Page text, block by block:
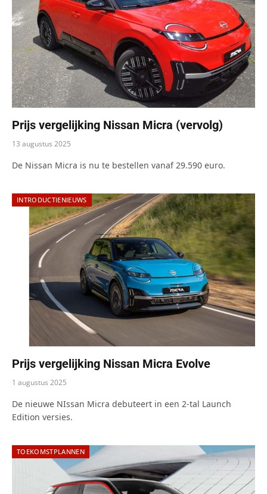
Prijs vergelijking Nissan Micra (vervolg)
13 augustus 2025
De Nissan Micra is nu te bestellen vanaf 29.590 euro.
INTRODUCTIENIEUWS
Prijs vergelijking Nissan Micra Evolve
1 augustus 2025
De nieuwe NIssan Micra debuteert in een 2-tal Launch
Edition versies.
TOEKOMSTPLANNEN